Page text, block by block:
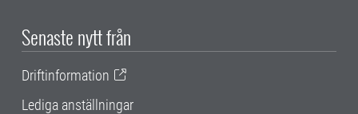
Senaste nytt från
Driftinformation
Lediga anställningar